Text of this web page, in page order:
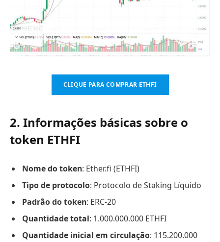
CLIQUE PARA COMPRAR ETHFI
2. Informações básicas sobre o
token ETHFI
Nome do token: Ether.fi (ETHFI)
Tipo de protocolo: Protocolo de Staking Líquido
Padrão do token: ERC-20
Quantidade total: 1.000.000.000 ETHFI
Quantidade inicial em circulação: 115.200.000